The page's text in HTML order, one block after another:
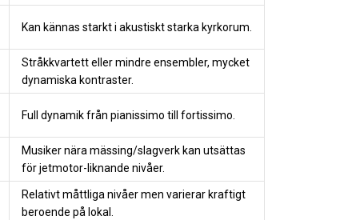
Kan kännas starkt i akustiskt starka kyrkorum.
Stråkkvartett eller mindre ensembler, mycket
dynamiska kontraster.
Full dynamik från pianissimo till fortissimo.
Musiker nära mässing/slagverk kan utsättas
för jetmotor-liknande nivåer.
Relativt måttliga nivåer men varierar kraftigt
beroende på lokal.